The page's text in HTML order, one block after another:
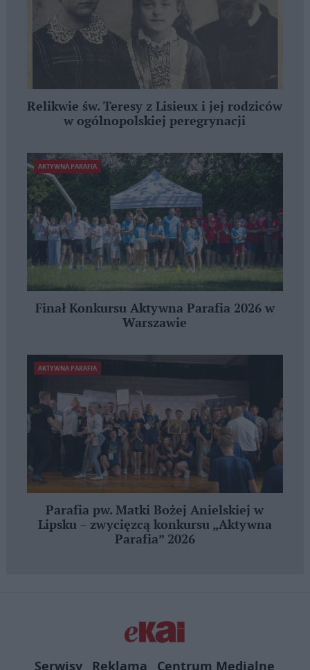
Relikwie św. Teresy z Lisieux i jej rodziców
w ogólnopolskiej peregrynacji
AKTYWNA PARAFIA
Finał Konkursu Aktywna Parafia 2026 w
Warszawie
AKTYWNA PARAFIA
Parafia pw. Matki Bożej Anielskiej w
Lipsku – zwycięzcą konkursu „Aktywna
Parafia” 2026
Serwisy Reklama Centrum Medialne